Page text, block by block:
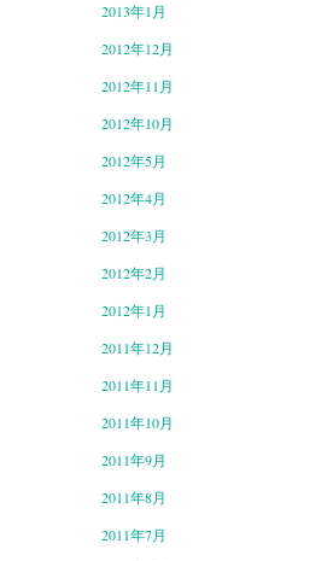
2013年1月
2012年12月
2012年11月
2012年10月
2012年5月
2012年4月
2012年3月
2012年2月
2012年1月
2011年12月
2011年11月
2011年10月
2011年9月
2011年8月
2011年7月